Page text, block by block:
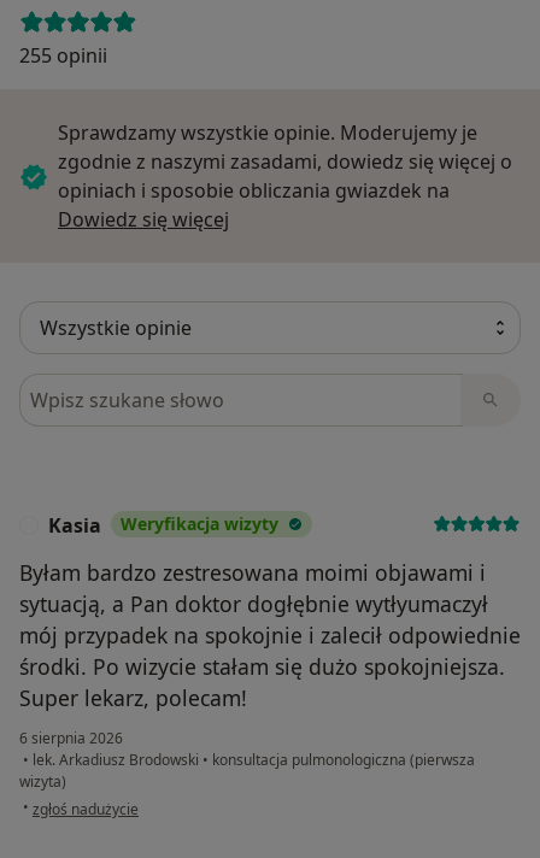
255 opinii
Sprawdzamy wszystkie opinie. Moderujemy je
zgodnie z naszymi zasadami, dowiedz się więcej o
opiniach i sposobie obliczania gwiazdek na
Dowiedz się więcej
Szukaj w opiniach
Kasia Weryfikacja wizyty
Byłam bardzo zestresowana moimi objawami i
sytuacją, a Pan doktor dogłębnie wytłyumaczył
mój przypadek na spokojnie i zalecił odpowiednie
środki. Po wizycie stałam się dużo spokojniejsza.
Super lekarz, polecam!
6 sierpnia 2026
• lek. Arkadiusz Brodowski • konsultacja pulmonologiczna (pierwsza
wizyta)
• w opinii użytkownika Kasia
zgłoś nadużycie